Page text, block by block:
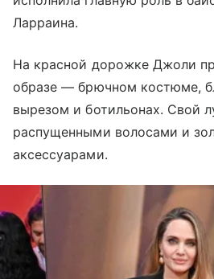
Ларраина.
На красной дорожке Джоли
образе — брючном костюме,
вырезом и ботильонах. Свой
распущенными волосами и
аксессуарами.